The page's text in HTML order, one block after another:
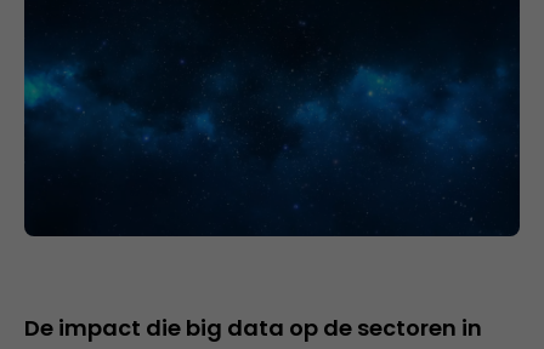
De impact die big data op de sectoren in